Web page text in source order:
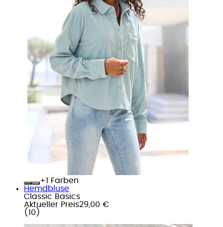
+
Farben
Hemdbluse
Classic Basics
Aktueller Preis29,00 €
( 10 )